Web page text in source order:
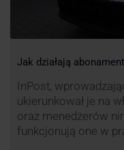
Jak działają
InPost,
ukierunkował je na
oraz menedżerów
funkcjonują one w